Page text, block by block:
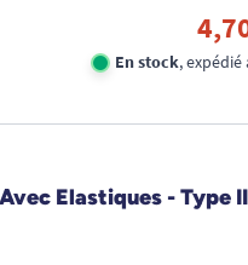
En stock,
Elastiques - Type